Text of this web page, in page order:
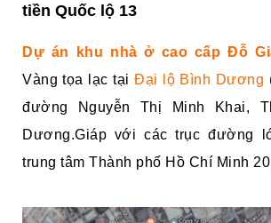
tiền Quốc lộ 13
Dự án khu nhà ở cao cấp Đỗ
Vàng tọa lạc tạiĐại lộ Bình Dương
đường Nguyễn Thị Minh Khai,
Dương.Giáp với các trục đường
trung tâm Thành phố Hồ Chí Minh